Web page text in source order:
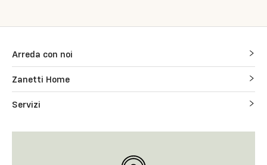
Arreda con noi
Zanetti Home
Servizi